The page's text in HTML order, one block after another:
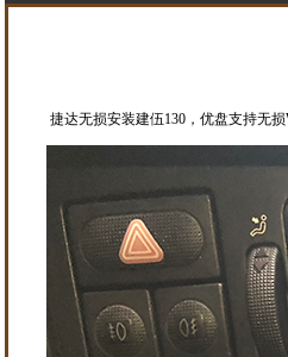
捷达无损安装建伍130，优盘支持无